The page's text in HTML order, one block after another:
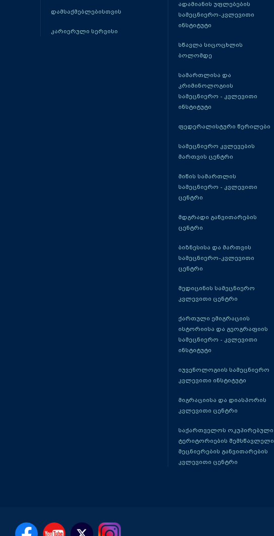
დამსაქმებლებისთვის
კარიერული სერვისი
ადამიანის უფლებების
სამეცნიერო-კვლევითი
ინსტიტუტი
სწავლა სიცოცხლის
ბოლომდე
სამართლისა და
კრიმინოლოგიის
სამეცნიერო - კვლევითი
ინსტიტუტი
ფედერალისტური წერილები
სამეცნიერო კვლევების
მართვის ცენტრი
მიწის სამართლის
სამეცნიერო - კვლევითი
ცენტრი
მდგრადი განვითარების
ცენტრი
ბიზნესისა და მართვის
სამეცნიერო-კვლევითი
ცენტრი
მედიცინის სამეცნიერო
კვლევითი ცენტრი
ქართული ემიგრაციის
ისტორიისა და გეოგრაფიის
სამეცნიერო - კვლევითი
ინსტიტუტი
იუვენოლოგიის სამეცნიერო
კვლევითი ინსტიტუტი
მიგრაციისა და დიასპორის
კვლევითი ცენტრი
საქართველოს ოკუპირებული
ტერიტორიების შემსწავლელი
მეცნიერების განვითარების
კვლევითი ცენტრი